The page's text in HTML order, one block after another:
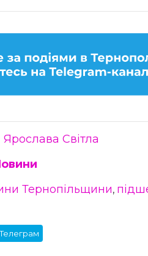
Ярослава Світла
Тернопільщини,
Телеграм